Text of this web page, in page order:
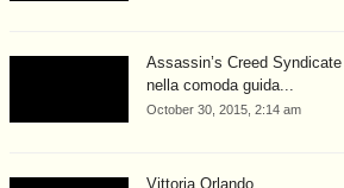
Assassin’s Creed
nella comoda guida...
October 30, 2015, 2:14 am
Vittoria Orlando